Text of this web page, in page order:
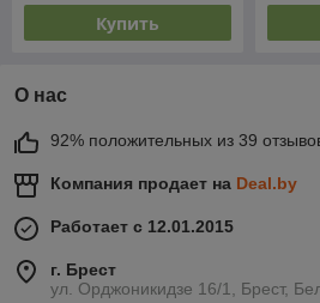
Купить
О нас
92% положительных из 39
Компания продает на Deal.by
Работает с 12.01.2015
г. Брест
ул. Орджоникидзе 16/1, Брест,